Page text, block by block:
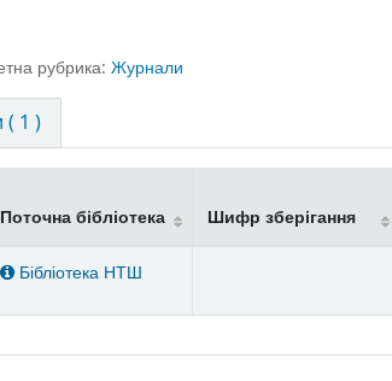
рубрика: Журнали
( 1 )
Поточна бібліотека Шифр зберігання
Бібліотека НТШ